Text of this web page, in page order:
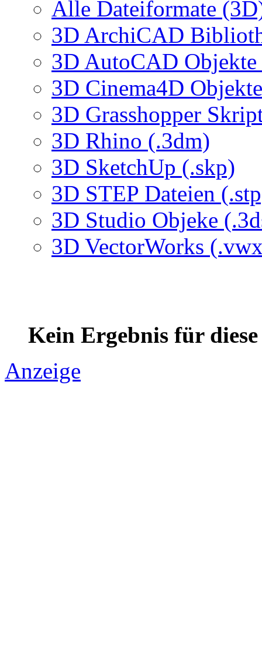
Alle Dateiformate
3D ArchiCAD
3D AutoCAD
3D Cinema4D
3D Grasshopper
3D Rhino (.3dm)
3D SketchUp (.skp)
3D STEP Dateien
3D Studio Objeke
3D VectorWorks
Kein Ergebnis für
Anzeige